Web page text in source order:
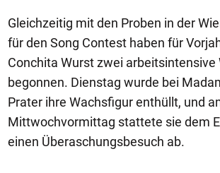
Gleichzeitig mit den Proben in der
für den Song Contest haben für
Conchita Wurst zwei arbeitsintensive
begonnen. Dienstag wurde bei
Prater ihre Wachsfigur enthüllt, und
Mittwochvormittag stattete sie dem
einen Überaschungsbesuch ab.